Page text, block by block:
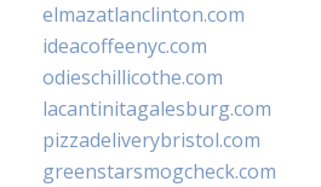
elmazatlanclinton.com
ideacoffeenyc.com
odieschillicothe.com
lacantinitagalesburg.com
pizzadeliverybristol.com
greenstarsmogcheck.com